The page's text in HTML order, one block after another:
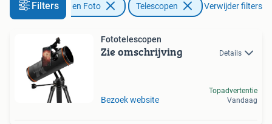
Filters
Audio, Tv en Foto Telescopen Verwijder filters
Fototelescopen
Zie omschrijving Details
Bezoek website
Topadvertentie
Vandaag